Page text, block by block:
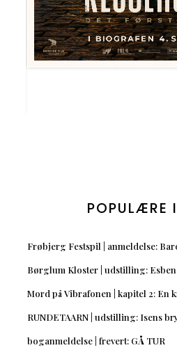
POPULÆRE
Frøbjerg Festspil | anmeldelse:
Børglum Kloster | udstilling:
Mord på Vibrafonen | kapitel 2: En
RUNDETAARN | udstilling: Isens
boganmeldelse | frevert: GÅ TUR